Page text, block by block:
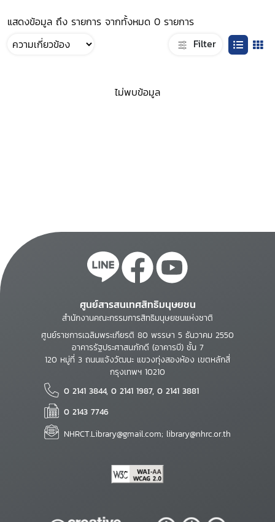
แสดงข้อมูล ถึง รายการ จากทั้งหมด 0 รายการ
Filter
ไม่พบข้อมูล
ศูนย์สารสนเทศสิทธิมนุษยชน
สำนักงานคณะกรรมการสิทธิมนุษยชนแห่งชาติ
ศูนย์ราชการเฉลิมพระเกียรติ 80 พรรษา 5 ธันวาคม 2550
อาคารรัฐประศาสนภักดี (อาคารบี) ชั้น 7
120 หมู่ที่ 3 ถนนแจ้งวัฒนะ แขวงทุ่งสองห้อง เขตหลักสี่
กรุงเทพฯ 10210
0 2141 3844, 0 2141 1987, 0 2141 3881
0 2143 7746
NHRCT.Library@gmail.com; library@nhrc.or.th